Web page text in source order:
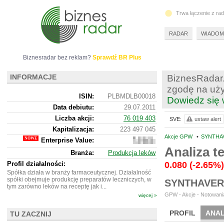
zgodę na
Dowiedz się
Akcje GPW •
Analiza
0.080 (-2.65%)
GPW - Akcje -
PROFIL
SVE: ustaw alert
Biznesradar bez reklam? Sprawdź BR Plus
INFORMACJE
ISIN:
PLBMDLB00018
Data debiutu:
29.07.2011
Liczba akcji:
76 019 403
Kapitalizacja:
223 497 045
Enterprise Value:
305
822
045
Branża:
Produkcja leków
Profil działalności:
Spółka działa w branży farmaceutycznej. Działalność
spółki obejmuje produkcję preparatów leczniczych, w
tym zarówno leków na receptę jak i...
więcej »
TU ZACZNIJ
Trwa łączenie z
RADAR